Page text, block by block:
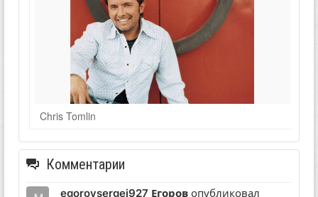
Chris Tomlin
Комментарии
egorovsergej927 Егоров опубликовал